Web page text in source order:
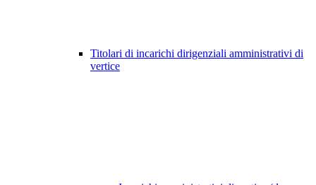
Titolari di incarichi dirigenziali amministrativi di
vertice